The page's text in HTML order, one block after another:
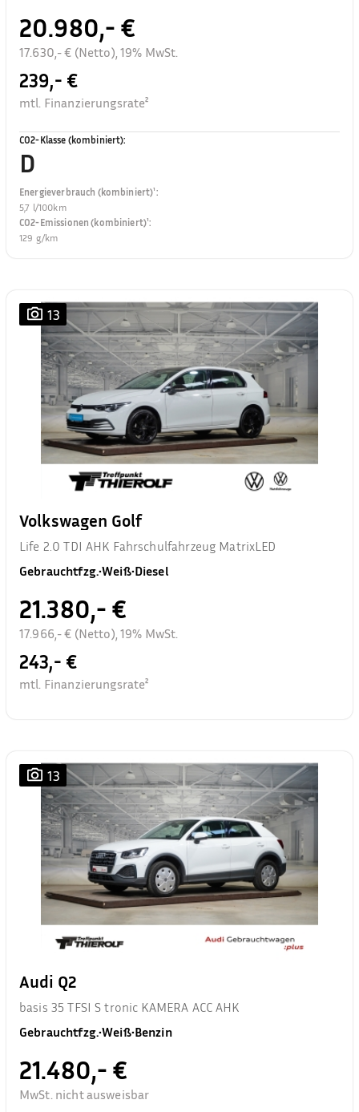
20.980,- €
17.630,- € (Netto), 19% MwSt.
239,- €
mtl. Finanzierungsrate²
CO2-Klasse (kombiniert):
D
Energieverbrauch (kombiniert)¹:
5,7 l/100km
CO2-Emissionen (kombiniert)¹:
129 g/km
13
Volkswagen Golf
Life 2.0 TDI AHK Fahrschulfahrzeug MatrixLED
Gebrauchtfzg.•Weiß•Diesel
21.380,- €
17.966,- € (Netto), 19% MwSt.
243,- €
mtl. Finanzierungsrate²
13
Audi Q2
basis 35 TFSI S tronic KAMERA ACC AHK
Gebrauchtfzg.•Weiß•Benzin
21.480,- €
MwSt. nicht ausweisbar